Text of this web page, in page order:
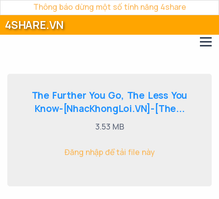
Thông báo dừng một số tính năng 4share
4SHARE.VN
The Further You Go, The Less You
Know-[NhacKhongLoi.VN]-[The...
3.53 MB
Đăng nhập để tải file này